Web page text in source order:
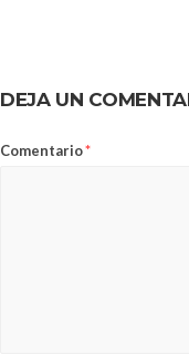
DEJA UN
Comentario*